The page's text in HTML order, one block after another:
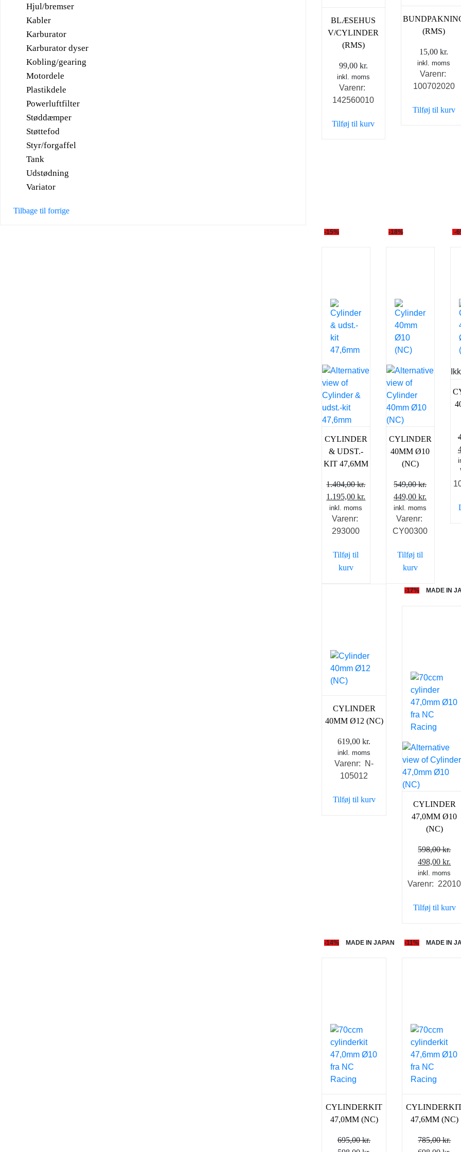
Hjul/bremser
Kabler
Karburator
Karburator dyser
Kobling/gearing
Motordele
Plastikdele
Powerluftfilter
Støddæmper
Støttefod
Styr/forgaffel
Tank
Udstødning
Variator
Tilbage til forrige
BLÆSEHUS
V/CYLINDER
(RMS)
99,00 kr.
inkl. moms
Varenr:
142560010
Tilføj til kurv
(RMS)
15,00 kr.
inkl. moms
Varenr:
100702020
Tilføj til kurv
-15%
CYLINDER
& UDST.-
KIT 47,6MM
1.404,00kr.
Den
oprindelige
pris
var:
1.195,00kr.
aktuelle
inkl. moms
Varenr:
293000
Tilføj til
kurv
-18%
CYLINDER
40MM Ø10
(NC)
549,00kr.
Den
oprindelige
pris
var:
449,00kr.
er:
inkl. moms
Varenr:
CY00300
Tilføj til
kurv
-
CYLINDER
40MM Ø12 (NC)
619,00kr.
inkl. moms
Varenr: N-
105012
Tilføj til kurv
-17% MADE IN
CYLINDER
47,0MM Ø10
(NC)
598,00kr.
Den
oprindelige
pris
598,00 kr..
498,00kr.
pris
inkl. moms
Varenr: 22010
Tilføj til kurv
-14% MADE IN JAPAN
CYLINDERKIT
47,0MM (NC)
695,00kr.
-11% MADE IN
47,6MM (NC)
785,00kr.